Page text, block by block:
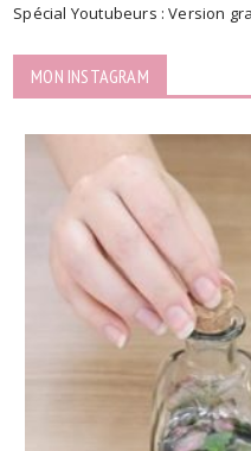
Spécial Youtubeurs : Version
MON INSTAGRAM